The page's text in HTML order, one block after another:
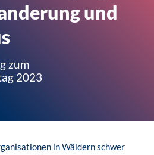
und
zum
2023
in Wäldern schwer